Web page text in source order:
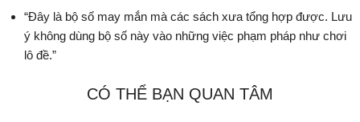
“Đây là bộ số may mắn mà các sách xưa tổng hợp được. Lưu
ý không dùng bộ số này vào những việc phạm pháp như chơi
lô đề.”
CÓ THỂ BẠN QUAN TÂM